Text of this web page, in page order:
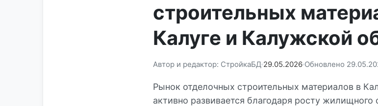
строительных
Калуге и Калужской
Автор и редактор: СтройкаБД 29.05.2026 Обновлено
Рынок отделочных строительных материалов в
активно развивается благодаря росту жилищного